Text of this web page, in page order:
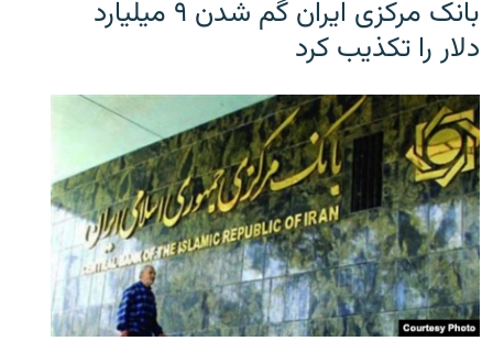
بانک مرکزی ایران گم شدن ۹ میلیارد
دلار را تکذیب کرد